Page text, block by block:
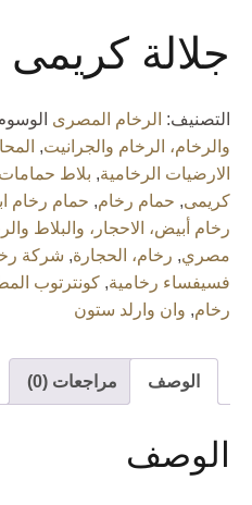
جلالة كريمى
التصنيف: الرخام المصرى
والرخام، الرخام والجرانيت,
الارضيات الرخامية, بلاط
كريمى, حمام رخام, حمام رخام
رخام أبيض، الاحجار، والبلاط
مصري, رخام، الحجارة, شركة
فسيفساء رخامية, كونترتوب
رخام, وان وارلد ستون
الوصف مراجعات (0)
الوصف